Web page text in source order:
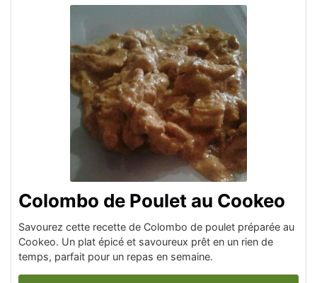
Colombo de Poulet au Cookeo
Savourez cette recette de Colombo de poulet préparée au
Cookeo. Un plat épicé et savoureux prêt en un rien de
temps, parfait pour un repas en semaine.